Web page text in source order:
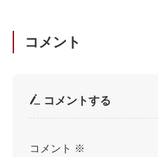
コメント
コメントする
コメント ※